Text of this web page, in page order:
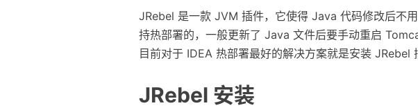
JRebel 是一款 JVM 插件，它使得 Java 代码修改后不
持热部署的，一般更新了 Java 文件后要手动重启
目前对于 IDEA 热部署最好的解决方案就是安装 JRebel
JRebel 安装